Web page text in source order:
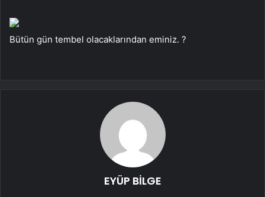
Bütün gün tembel olacaklarından eminiz. ?
EYÜP BİLGE